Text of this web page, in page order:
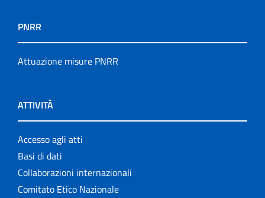
PNRR
Attuazione misure PNRR
ATTIVITÀ
Accesso agli atti
Basi di dati
Collaborazioni internazionali
Comitato Etico Nazionale